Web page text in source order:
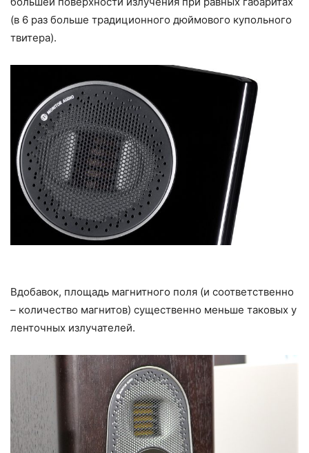
(в 6 раз больше традиционного дюймового купольного
твитера).
Вдобавок, площадь магнитного поля (и соответственно
– количество магнитов) существенно меньше таковых у
ленточных излучателей.